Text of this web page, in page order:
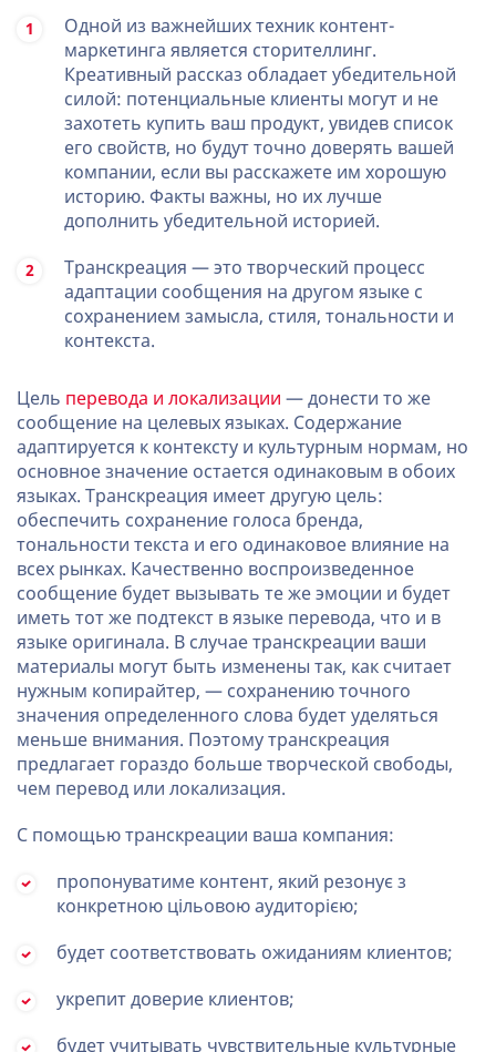
Одной из важнейших техник контент-
маркетинга является сторителлинг.
Креативный рассказ обладает убедительной
силой: потенциальные клиенты могут и не
захотеть купить ваш продукт, увидев список
его свойств, но будут точно доверять вашей
компании, если вы расскажете им хорошую
историю. Факты важны, но их лучше
дополнить убедительной историей.
Транскреация — это творческий процесс
адаптации сообщения на другом языке с
сохранением замысла, стиля, тональности и
контекста.
Цель перевода и локализации — донести то же
сообщение на целевых языках. Содержание
адаптируется к контексту и культурным нормам, но
основное значение остается одинаковым в обоих
языках. Транскреация имеет другую цель:
обеспечить сохранение голоса бренда,
тональности текста и его одинаковое влияние на
всех рынках. Качественно воспроизведенное
сообщение будет вызывать те же эмоции и будет
иметь тот же подтекст в языке перевода, что и в
языке оригинала. В случае транскреации ваши
материалы могут быть изменены так, как считает
нужным копирайтер, — сохранению точного
значения определенного слова будет уделяться
меньше внимания. Поэтому транскреация
предлагает гораздо больше творческой свободы,
чем перевод или локализация.
С помощью транскреации ваша компания:
пропонуватиме контент, який резонує з
конкретною цільовою аудиторією;
будет соответствовать ожиданиям клиентов;
укрепит доверие клиентов;
будет учитывать чувствительные культурные